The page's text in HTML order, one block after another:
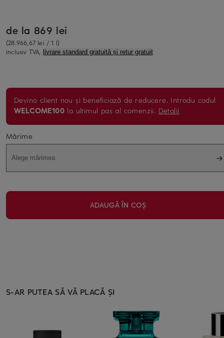
de la 869 lei
(28.966,67 lei / 1 l)
inclusiv TVA,
livrare standard gratuită și retur gratuit
Devino client nou și beneficiază de reducere. Introdu codul
WELCOME100 la ultimul pas al comenzii. Detalii
Mărime
Alege mărimea
ADAUGĂ ÎN COȘ
S-AR PUTEA SĂ VĂ PLACĂ ȘI